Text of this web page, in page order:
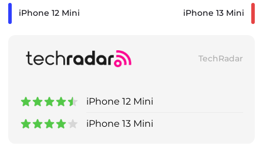
iPhone 12 Mini iPhone 13 Mini
TechRadar
iPhone 12 Mini
iPhone 13 Mini